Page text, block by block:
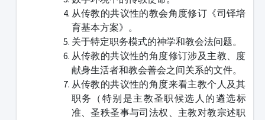
从传教的共议性的教会角度修订《司铎培
育基本方案》。
关于特定职务模式的神学和教会法问题。
从传教的共议性的角度修订涉及主教、度
献身生活者和教会善会之间关系的文件。
从传教的共议性的角度来看主教个人及其
职务（特别是主教圣职候选人的遴选标
准、圣秩圣事与司法权、主教对教宗述职